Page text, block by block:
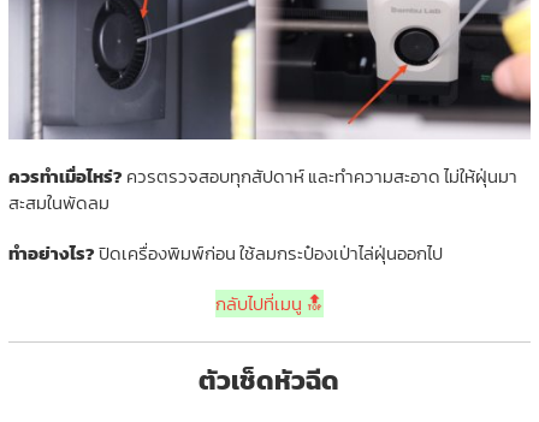
ควรทำเมื่อไหร่? ควรตรวจสอบทุกสัปดาห์ และทำความสะอาด ไม่ให้ฝุ่นมา
สะสมในพัดลม
ทำอย่างไร?ปิดเครื่องพิมพ์ก่อน ใช้ลมกระป๋องเป่าไล่ฝุ่นออกไป
กลับไปที่เมนู 🔝
ตัวเช็ดหัวฉีด